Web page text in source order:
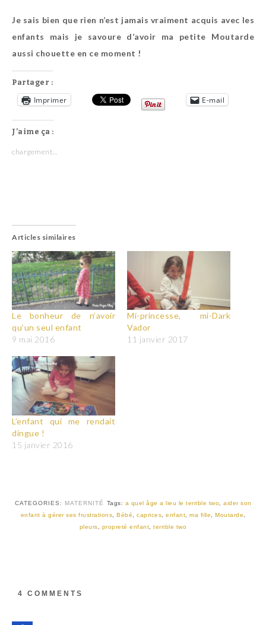
Je sais bien que rien n’est jamais vraiment acquis avec les
enfants mais je savoure d’avoir ma petite Moutarde
aussi chouette en ce moment !
Partager :
Imprimer E-mail
J’aime ça :
chargement…
Articles similaires
Le bonheur de n’avoir
qu’un seul enfant
9 mai 2016
Mi-princesse, mi-Dark
Vador
11 janvier 2017
L’enfant qui me rendait
dingue !
15 janvier 2016
CATEGORIES: MATERNITÉ Tags: a quel âge a lieu le terrible two
aider son
enfant à gérer ses frustrations
Bébé caprices enfant ma fille Moutarde
pleurs
propreté enfant ,terrible two
4 COMMENTS